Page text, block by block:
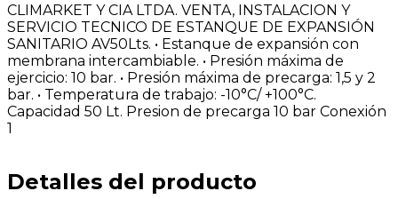
CLIMARKET Y CIA LTDA. VENTA, INSTALACION Y
SERVICIO TECNICO DE ESTANQUE DE EXPANSIÓN
SANITARIO AV50Lts. • Estanque de expansión con
membrana intercambiable. • Presión máxima de
ejercicio: 10 bar. • Presión máxima de precarga: 1,5 y 2
bar. • Temperatura de trabajo: -10°C/ +100°C.
Capacidad 50 Lt. Presion de precarga 10 bar Conexión
1
Detalles del producto